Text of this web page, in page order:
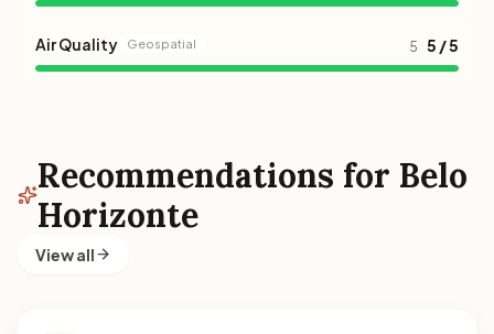
Air Quality Geospatial 5 5 / 5
Recommendations for Belo
Horizonte
View all